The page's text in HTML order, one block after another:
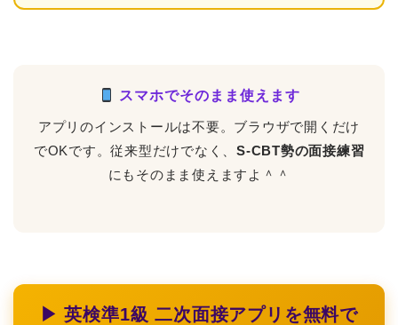
スマホでそのまま使えます
アプリのインストールは不要。ブラウザで開くだけ
でOKです。従来型だけでなく、 S-CBT勢の面接練習
にもそのまま使えますよ＾＾
▶ 英検準1級 二次面接アプリを無料で